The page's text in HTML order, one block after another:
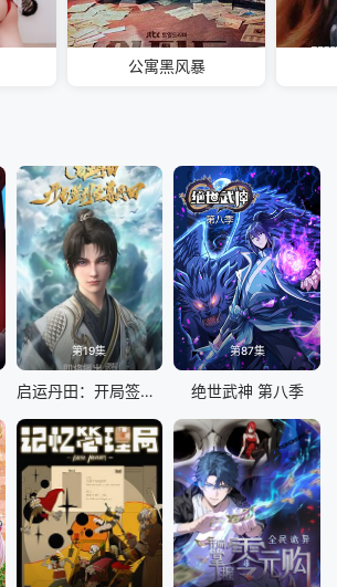
公寓黑风暴
第19集
启运丹田：开局签到至尊丹田
第87集
绝世武神 第八季